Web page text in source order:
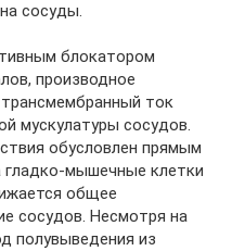
сосуды.
блокатором
производное
ток
мускулатуры сосудов.
обусловлен прямым
мышечные клетки
общее
сосудов. Несмотря на
полувыведения из